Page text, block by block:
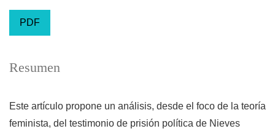
PDF
Resumen
Este artículo propone un análisis, desde el foco de la teoría
feminista, del testimonio de prisión política de Nieves